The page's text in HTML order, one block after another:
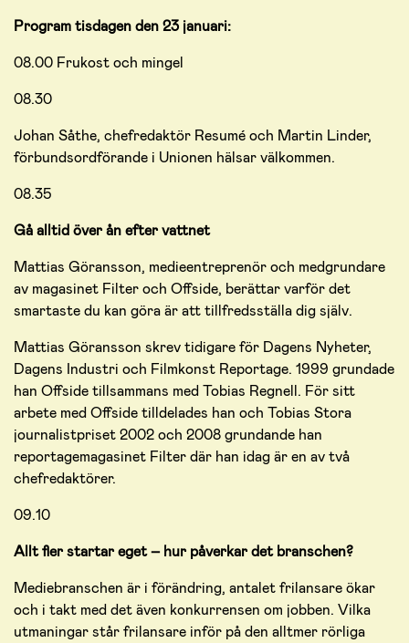
Program tisdagen den 23 januari:
08.00 Frukost och mingel
08.30
Johan Såthe, chefredaktör Resumé och Martin Linder,
förbundsordförande i Unionen hälsar välkommen.
08.35
Gå alltid över ån efter vattnet
Mattias Göransson, medieentreprenör och medgrundare
av magasinet Filter och Offside, berättar varför det
smartaste du kan göra är att tillfredsställa dig själv.
Mattias Göransson skrev tidigare för Dagens Nyheter,
Dagens Industri och Filmkonst Reportage. 1999 grundade
han Offside tillsammans med Tobias Regnell. För sitt
arbete med Offside tilldelades han och Tobias Stora
journalistpriset 2002 och 2008 grundande han
reportagemagasinet Filter där han idag är en av två
chefredaktörer.
09.10
Allt fler startar eget – hur påverkar det branschen?
Mediebranschen är i förändring, antalet frilansare ökar
och i takt med det även konkurrensen om jobben. Vilka
utmaningar står frilansare inför på den alltmer rörliga